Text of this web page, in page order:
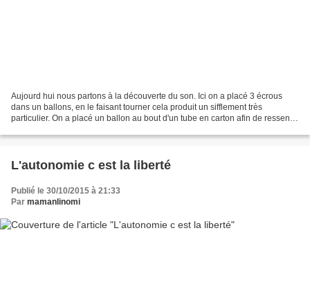
Aujourd hui nous partons à la découverte du son. Ici on a placé 3 écrous
dans un ballons, en le faisant tourner cela produit un sifflement très
particulier. On a placé un ballon au bout d'un tube en carton afin de ressentir
L'autonomie c est la liberté
Publié le 30/10/2015 à 21:33
Par mamanlinomi